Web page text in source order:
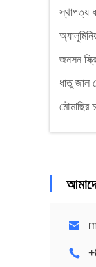
স্থাপত্য
জনসন
ধাতু জাল
মৌমাছির